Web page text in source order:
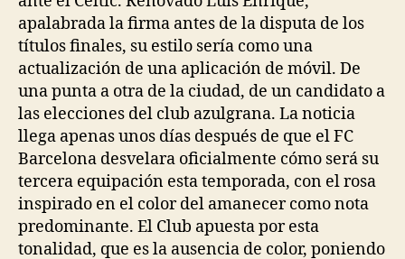
apalabrada la firma antes de la disputa de los
títulos finales, su estilo sería como una
actualización de una aplicación de móvil. De
una punta a otra de la ciudad, de un candidato a
las elecciones del club azulgrana. La noticia
llega apenas unos días después de que el FC
Barcelona desvelara oficialmente cómo será su
tercera equipación esta temporada, con el rosa
inspirado en el color del amanecer como nota
predominante. El Club apuesta por esta
tonalidad, que es la ausencia de color, poniendo